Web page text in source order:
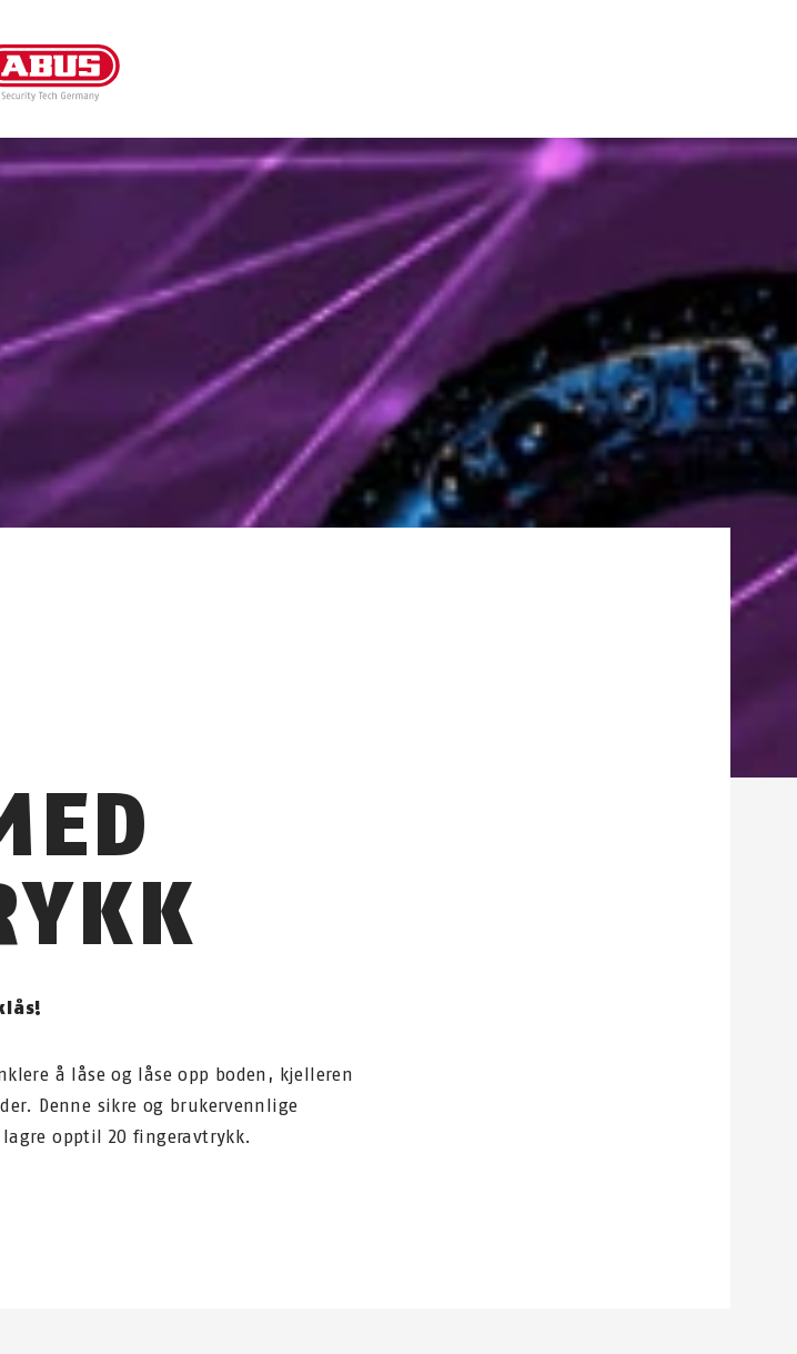
å låse og låse opp boden, kjelleren
Denne sikre og brukervennlige
opptil 20 fingeravtrykk.